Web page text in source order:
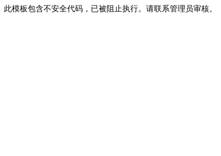
此模板包含不安全代码，已被阻止执行。请联系管理员审核。